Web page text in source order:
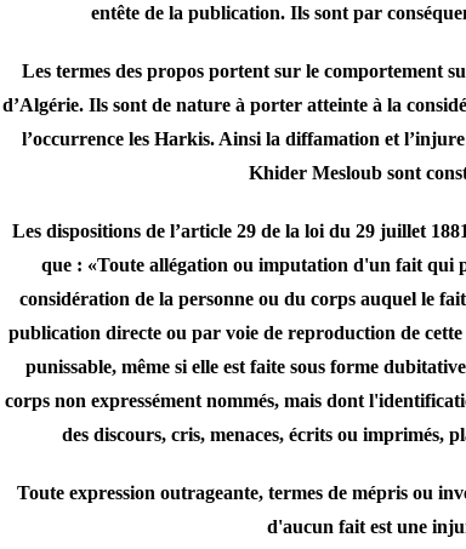
entête de la publication. Ils sont par
Les termes des propos portent sur le comportement
d’Algérie. Ils sont de nature à porter atteinte à la
l’occurrence les Harkis. Ainsi la diffamation et
Khider Mesloub sont
Les dispositions de l’article 29 de la loi du 29 juillet
que : «Toute allégation ou imputation d'un fait qui
considération de la personne ou du corps auquel le
publication directe ou par voie de reproduction de
punissable, même si elle est faite sous forme
corps non expressément nommés, mais dont
des discours, cris, menaces, écrits ou imprimés,
Toute expression outrageante, termes de mépris ou
d'aucun fait est une